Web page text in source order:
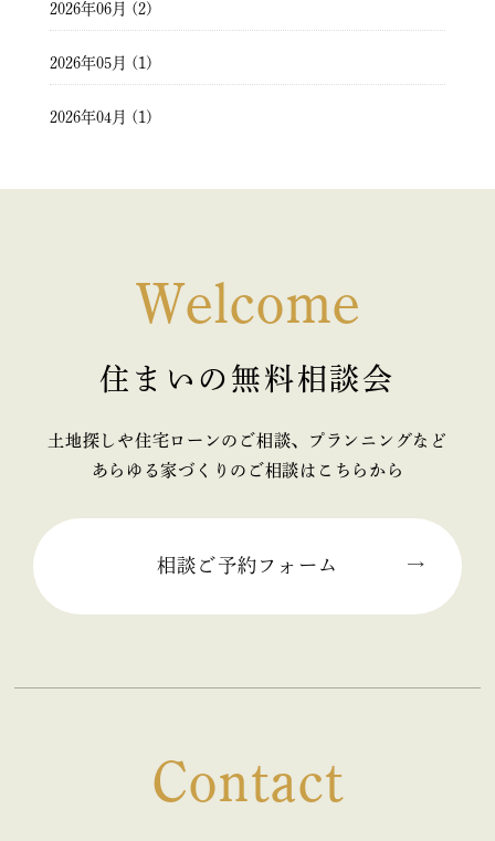
2026年06月 (2)
2026年05月 (1)
2026年04月 (1)
2025年11月 (2)
2025年10月 (1)
2025年07月 (2)
Welcome
住まいの無料相談会
土地探しや住宅ローンのご相談、プランニングなど
あらゆる家づくりのご相談はこちらから
相談ご予約フォーム
Contact